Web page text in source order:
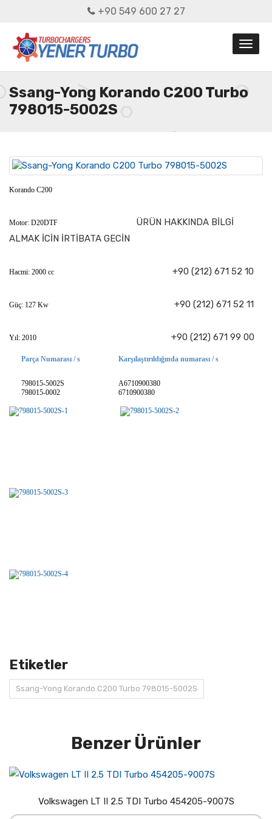
+90 549 600 27 27
Ssang-Yong Korando C200 Turbo
798015-5002S
Korando C200
Motor: D20DTF ÜRÜN HAKKINDA BİLGİ
ALMAK İCİN İRTİBATA GECİN
Hacmi: 2000 cc +90 (212) 671 52 10
Güç: 127 Kw +90 (212) 671 52 11
Yıl: 2010 +90 (212) 671 99 00
Parça Numarası / s
798015-5002S
798015-0002
Karşılaştırıldığında numarası / s
A6710900380
6710900380
Etiketler
Ssang-Yong Korando C200 Turbo 798015-5002S
Benzer Ürünler
Volkswagen LT II 2.5 TDI Turbo 454205-9007S